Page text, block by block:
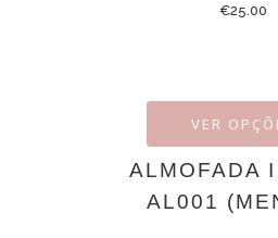
€25.00
VER
ALMOFADA
AL001